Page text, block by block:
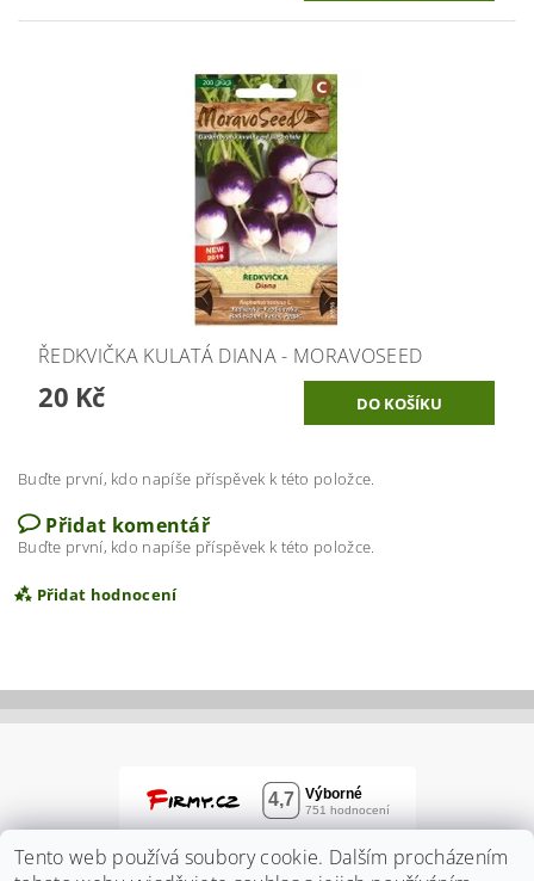
ŘEDKVIČKA KULATÁ DIANA - MORAVOSEED
20 Kč
Buďte první, kdo napíše příspěvek k této položce.
Přidat komentář
Buďte první, kdo napíše příspěvek k této položce.
Přidat hodnocení
Tento web používá soubory cookie. Dalším procházením